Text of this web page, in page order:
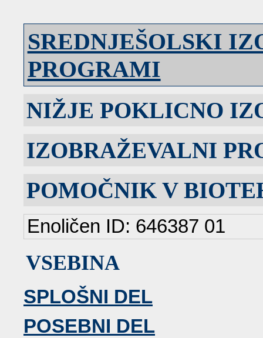
SREDNJEŠOLSKI
PROGRAMI
NIŽJE POKLICNO
IZOBRAŽEVALNI
POMOČNIK V
Enoličen ID: 646387 01
VSEBINA
SPLOŠNI DEL
POSEBNI DEL